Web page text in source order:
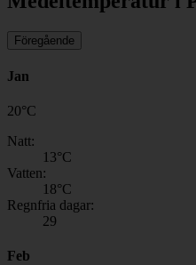
Föregående
Jan
20°C
Natt:
13°C
Vatten:
18°C
Regnfria dagar:
29
Feb